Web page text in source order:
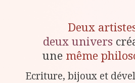
Deux
deux univers
une même
Ecriture, bijoux et